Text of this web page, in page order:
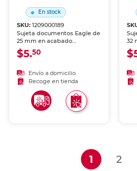
En stock
SKU:1209000189
Sujeta documentos Eagle de
25 mm en acabado
plateado, caja con 12
unidades. Pinzas metálicas
firme. Palancas abatibles de
fácil uso. Acabado plateado
profesional.
$5.50
Envío a domicilio
Recoge en tienda
32
1(current)
2